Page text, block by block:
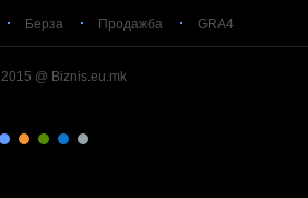
Берза Продажба GRA4
2015 @ Biznis.eu.mk